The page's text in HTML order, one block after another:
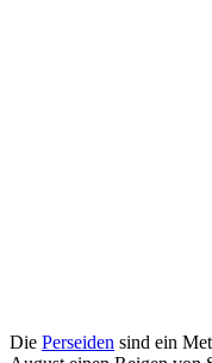
Die Perseiden sind ein